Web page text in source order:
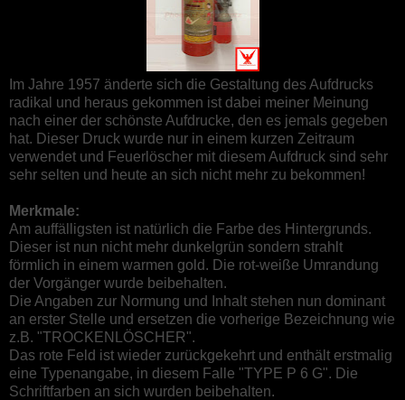
Im Jahre 1957 änderte sich die Gestaltung des Aufdrucks
radikal und heraus gekommen ist dabei meiner Meinung
nach einer der schönste Aufdrucke, den es jemals gegeben
hat. Dieser Druck wurde nur in einem kurzen Zeitraum
verwendet und Feuerlöscher mit diesem Aufdruck sind sehr
sehr selten und heute an sich nicht mehr zu bekommen!
Merkmale:
Am auffälligsten ist natürlich die Farbe des Hintergrunds.
Dieser ist nun nicht mehr dunkelgrün sondern strahlt
förmlich in einem warmen gold. Die rot-weiße Umrandung
der Vorgänger wurde beibehalten.
Die Angaben zur Normung und Inhalt stehen nun dominant
an erster Stelle und ersetzen die vorherige Bezeichnung wie
z.B. "TROCKENLÖSCHER".
Das rote Feld ist wieder zurückgekehrt und enthält erstmalig
eine Typenangabe, in diesem Falle "TYPE P 6 G". Die
Schriftfarben an sich wurden beibehalten.